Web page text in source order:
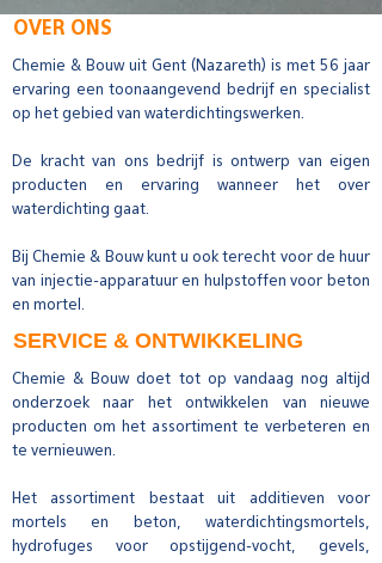
OVER ONS
Chemie & Bouwuit Gent (Nazareth) is met 56 jaar
ervaring een toonaangevend bedrijf en specialist
op het gebied van waterdichtingswerken.
De kracht van ons bedrijf is ontwerp van eigen
producten en ervaring wanneer het over
waterdichting gaat.
Bij Chemie & Bouw kunt u ook terecht voor de huur
van injectie-apparatuur en hulpstoffen voor beton
en mortel .
SERVICE & ONTWIKKELING
Chemie & Bouw doet tot op vandaag nog altijd
onderzoek naar het ontwikkelen van nieuwe
producten om het assortiment te verbeteren en
te vernieuwen.
Het assortiment bestaat uit additieven voor
mortels en beton, waterdichtingsmortels,
hydrofuges voor opstijgend-vocht, gevels,